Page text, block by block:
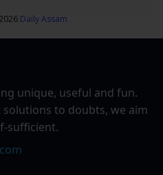
Daily Assam
unique, useful and fun.
to doubts, we aim
sufficient.